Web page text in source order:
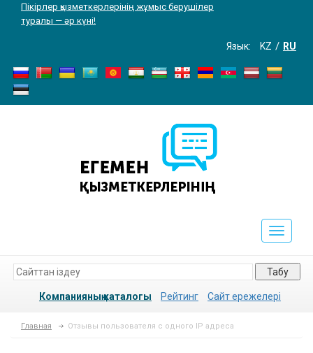
Пікірлер қызметкерлерінің жұмыс берушілер
туралы — әр күні!
Язык: KZ RU
Toggle
Табу
Компанияның каталогы Рейтинг Сайт ережелері
Главная Отзывы пользователя с одного IP адреса